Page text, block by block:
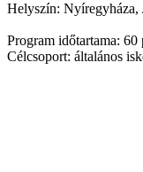
Helyszín: Nyíregyháza,
Program időtartama: 60
Célcsoport: általános